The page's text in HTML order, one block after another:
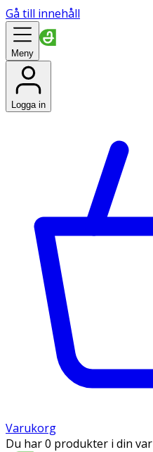
Gå till innehåll
Meny
Logga in
Varukorg
Du har 0 produkter i din